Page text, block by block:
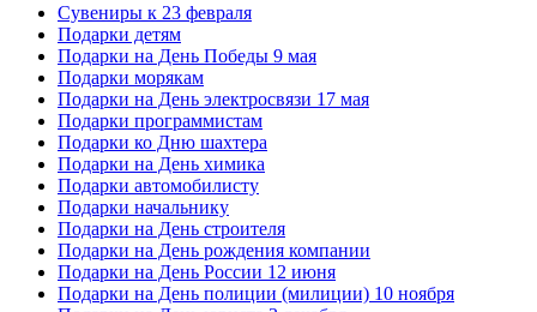
Сувениры к 23 февраля
Подарки детям
Подарки на День Победы 9 мая
Подарки морякам
Подарки на День электросвязи 17 мая
Подарки программистам
Подарки ко Дню шахтера
Подарки на День химика
Подарки автомобилисту
Подарки начальнику
Подарки на День строителя
Подарки на День рождения компании
Подарки на День России 12 июня
Подарки на День полиции (милиции) 10 ноября